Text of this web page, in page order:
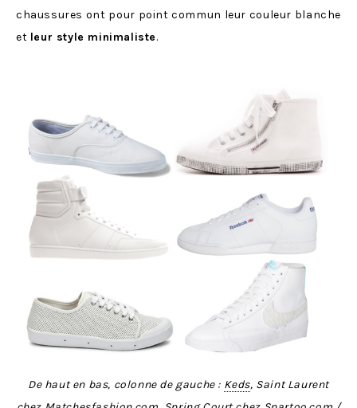
chaussures ont pour point commun leur couleur blanche
et leur style minimaliste.
De haut en bas, colonne de gauche : Keds, Saint Laurent